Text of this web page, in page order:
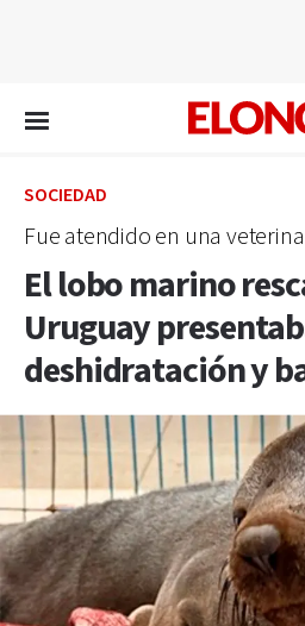
SOCIEDAD
Fue atendido en una
El lobo marino
Uruguay
deshidratación y